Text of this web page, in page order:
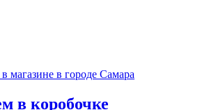
в коробочке